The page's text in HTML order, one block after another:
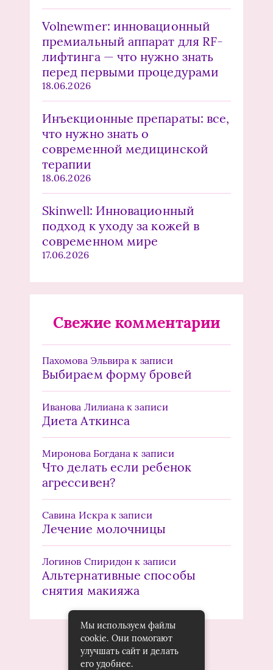
Volnewmer: инновационный
премиальный аппарат для RF-
лифтинга — что нужно знать
перед первыми процедурами
18.06.2026
Инъекционные препараты: все,
что нужно знать о
современной медицинской
терапии
18.06.2026
Skinwell: Инновационный
подход к уходу за кожей в
современном мире
17.06.2026
Свежие комментарии
Пахомова Эльвира к записи
Выбираем форму бровей
Иванова Лилиана к записи
Диета Аткинса
Миронова Богдана к записи
Что делать если ребенок
агрессивен?
Савина Искра к записи
Лечение молочницы
Логинов Спиридон к записи
Альтернативные способы
снятия макияжа
Мы используем файлы
cookie. Они помогают
улучшать сайт и делать
его удобнее.